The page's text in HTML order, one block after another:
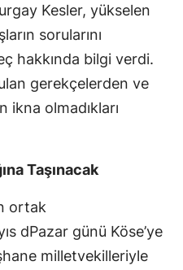
Nevşehir
Niğde
Ordu
Rize
Siirt
Sinop
Kesler, yükselen
sorularını
hakkında bilgi verdi.
gerekçelerden ve
ikna olmadıkları
Taşınacak
ortak
dPazar günü Köse’ye
milletvekilleriyle